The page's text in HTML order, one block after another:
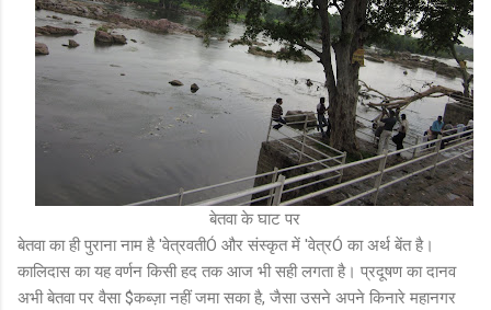
बेतवा के घाट पर
बेतवा का ही पुराना नाम है 'वेत्रवतीÓ और संस्कृत में 'वेत्रÓ का अर्थ बेंत है।
कालिदास का यह वर्णन किसी हद तक आज भी सही लगता है। प्रदूषण का दानव
अभी बेतवा पर वैसा $कब्ज़ा नहीं जमा सका है, जैसा उसने अपने किनारे महानगर